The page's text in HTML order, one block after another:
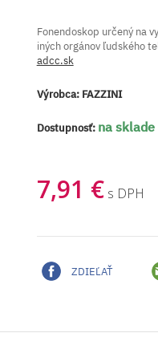
Fonendoskop určený na
iných orgánov ľudského
adcc.sk
Výrobca: FAZZINI
Dostupnosť: na sklade
7,91 € s DPH
ZDIEĽAŤ